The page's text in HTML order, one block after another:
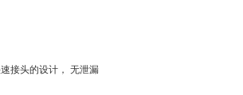
头的设计， 无泄漏